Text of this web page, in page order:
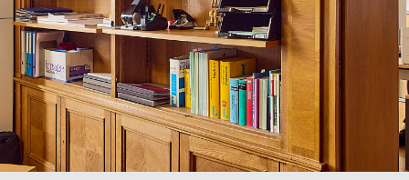
Contact
Travailler au Tribunal fédéral
Médias